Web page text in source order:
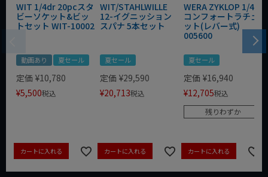
WIT 1/4dr 20pcスタ
ビーソケット&ビッ
トセット WIT-10002
動画あり 夏セール
定価 ¥10,780
¥5,500税込
カートに入れる
WIT/STAHLWILLE
12-イグニッション
スパナ 5本セット
夏セール
定価 ¥29,590
¥20,713税込
カートに入れる
WERA ZYKLOP 1/4"
コンフォートラチェ
ット(レバー式)
005600
夏セール
定価 ¥16,940
¥12,705税込
残りわずか
カートに入れる